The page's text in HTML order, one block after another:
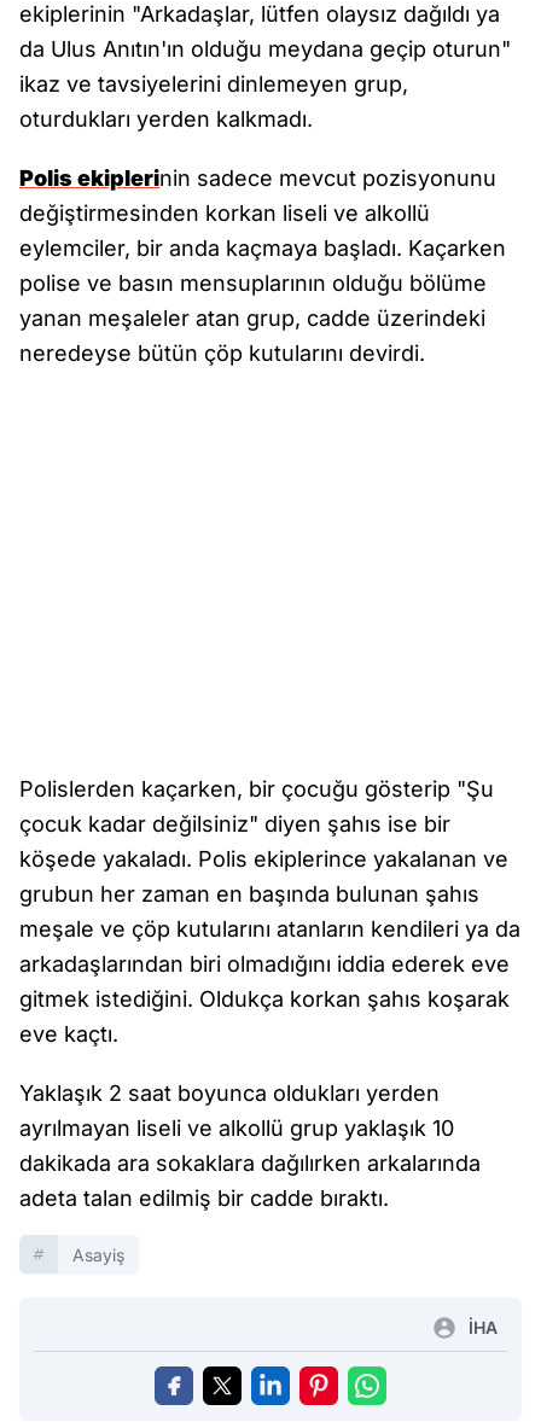
ekiplerinin "Arkadaşlar, lütfen olaysız dağıldı ya
da Ulus Anıtın'ın olduğu meydana geçip oturun"
ikaz ve tavsiyelerini dinlemeyen grup,
oturdukları yerden kalkmadı.
Polis ekiplerinin sadece mevcut pozisyonunu
değiştirmesinden korkan liseli ve alkollü
eylemciler, bir anda kaçmaya başladı. Kaçarken
polise ve basın mensuplarının olduğu bölüme
yanan meşaleler atan grup, cadde üzerindeki
neredeyse bütün çöp kutularını devirdi.
Polislerden kaçarken, bir çocuğu gösterip "Şu
çocuk kadar değilsiniz" diyen şahıs ise bir
köşede yakaladı. Polis ekiplerince yakalanan ve
grubun her zaman en başında bulunan şahıs
meşale ve çöp kutularını atanların kendileri ya da
arkadaşlarından biri olmadığını iddia ederek eve
gitmek istediğini. Oldukça korkan şahıs koşarak
eve kaçtı.
Yaklaşık 2 saat boyunca oldukları yerden
ayrılmayan liseli ve alkollü grup yaklaşık 10
dakikada ara sokaklara dağılırken arkalarında
adeta talan edilmiş bir cadde bıraktı.
Asayiş
İHA